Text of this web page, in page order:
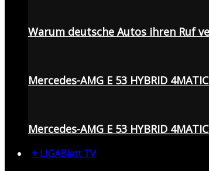
Warum deutsche Autos ihren Ruf
Mercedes-AMG E 53 HYBRID
Mercedes-AMG E 53 HYBRID
+ LIGABlatt TV